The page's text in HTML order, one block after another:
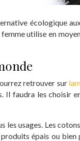
écologique
utilise en
retrouver sur
faudra les choisir
les usages. Les
épais ou